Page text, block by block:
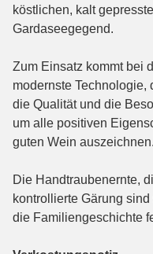
köstlichen, kalt
Gardaseegegend.
Zum Einsatz kommt bei
modernste Technologie,
die Qualität und die
um alle positiven
guten Wein auszeichnen.
Die Handtraubenernte,
kontrollierte Gärung
die Familiengeschichte